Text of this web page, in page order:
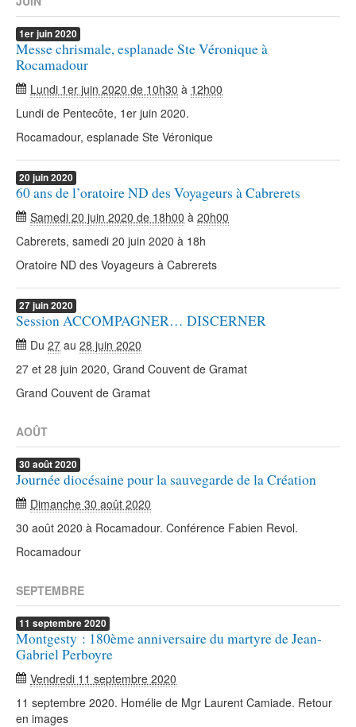
1erjuin2020
Messe chrismale, esplanade Ste Véronique à
Rocamadour
Lundi 1er juin 2020 de 10h30 à 12h00
Lundi de Pentecôte, 1er juin 2020.
Rocamadour, esplanade Ste Véronique
20 juin2020
60 ans de l’oratoire ND des Voyageurs à Cabrerets
Samedi 20 juin 2020 de 18h00 à 20h00
Cabrerets, samedi 20 juin 2020 à 18h
Oratoire ND des Voyageurs à Cabrerets
27juin2020
Session ACCOMPAGNER… DISCERNER
Du 27 au 28 juin 2020
27 et 28 juin 2020, Grand Couvent de Gramat
Grand Couvent de Gramat
AOÛT
30 août2020
Journée diocésaine pour la sauvegarde de la Création
Dimanche 30 août 2020
30 août 2020 à Rocamadour. Conférence Fabien Revol.
Rocamadour
SEPTEMBRE
11 septembre2020
Montgesty : 180ème anniversaire du martyre de Jean-
Gabriel Perboyre
Vendredi 11 septembre 2020
11 septembre 2020. Homélie de Mgr Laurent Camiade. Retour
en images